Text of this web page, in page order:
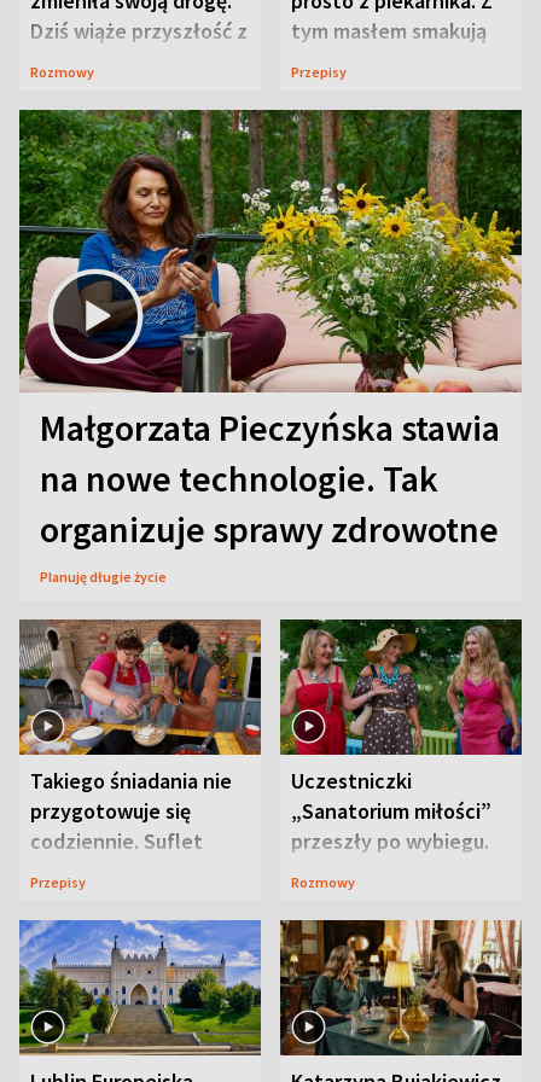
Dziś wiąże przyszłość z
neurobiologią
Rozmowy
tym masłem smakują
jeszcze lepiej
Przepisy
Małgorzata Pieczyńska stawia
na nowe technologie. Tak
organizuje sprawy zdrowotne
Planuję długie życie
Takiego śniadania nie
przygotowuje się
codziennie. Suflet
serowy zachwyca
Przepisy
Uczestniczki
„Sanatorium miłości”
przeszły po wybiegu.
Te stylizacje
Rozmowy